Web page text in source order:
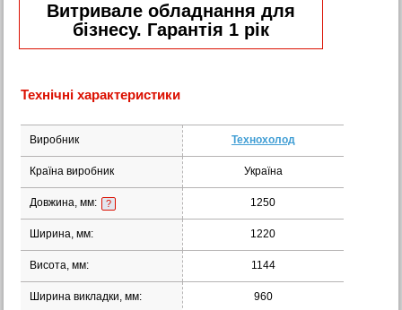
Витривале обладнання для
бізнесу. Гарантія 1 рік
Технічні характеристики
Виробник Технохолод
Країна виробник Україна
Довжина, мм: ? 1250
Ширина, мм: 1220
Висота, мм: 1144
Ширина викладки, мм: 960